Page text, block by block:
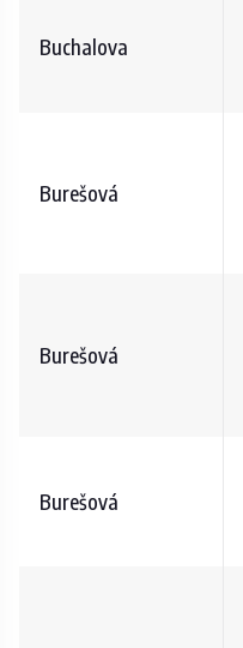
Buchalova
Burešová
Burešová
Burešová